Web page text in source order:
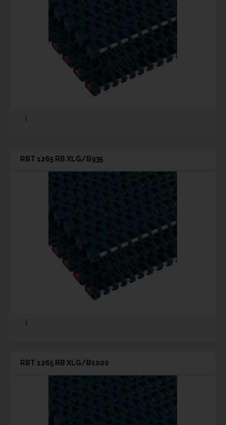
RBT 1265 RB XLG/B935
RBT 1265 RB XLG/B1020